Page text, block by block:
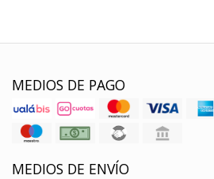
MEDIOS DE PAGO
MEDIOS DE ENVÍO